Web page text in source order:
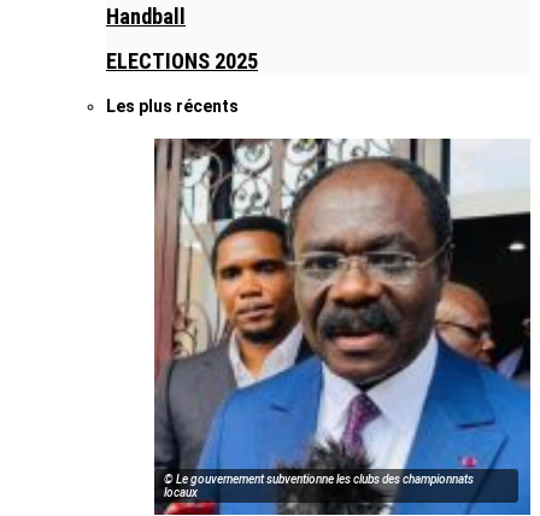
Handball
ELECTIONS 2025
Les plus récents
© Le gouvernement subventionne les clubs des championnats
locaux